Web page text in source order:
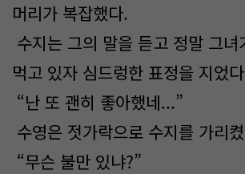
머리가 복잡했다.
수지는 그의 말을 듣고 정말 그녀
먹고 있자 심드렁한 표정을 지었
“난 또 괜히 좋아했네...”
수영은 젓가락으로 수지를 가리
“무슨 불만 있냐?”